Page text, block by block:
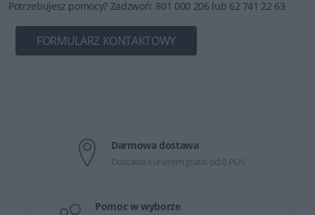
Potrzebujesz pomocy? Zadzwoń: 801 000 206 lub 62 741 22 63
FORMULARZ KONTAKTOWY
Darmowa dostawa
Dostawa kurierem gratis od 0 PLN
Pomoc w wyborze